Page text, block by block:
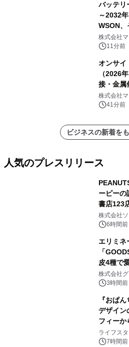
バッテリ
～2032
WSON、
表
株式会社
11分前
オンサイ
（2026
接・金属
メント、
表
株式会社
41分前
ビジネスの新着を
人気のプレスリリース
ーピーの
書店123
株式会社
6時間前
エリミネ
「
皮4種で
株式会社
3時間前
『おぱ
デザイン
フィーか
い、ポッ
ン。
ライフス
7時間前